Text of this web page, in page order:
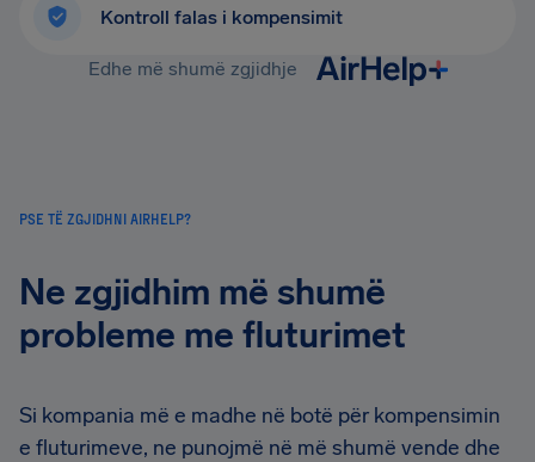
Kontroll falas i kompensimit
Edhe më shumë zgjidhje
PSE TË ZGJIDHNI AIRHELP?
Ne zgjidhim më shumë
probleme me fluturimet
Si kompania më e madhe në botë për kompensimin
e fluturimeve, ne punojmë në më shumë vende dhe